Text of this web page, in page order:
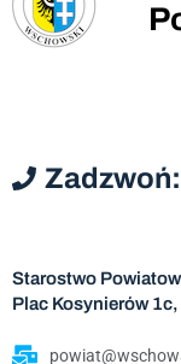
Starostwo
Plac Kosynierów